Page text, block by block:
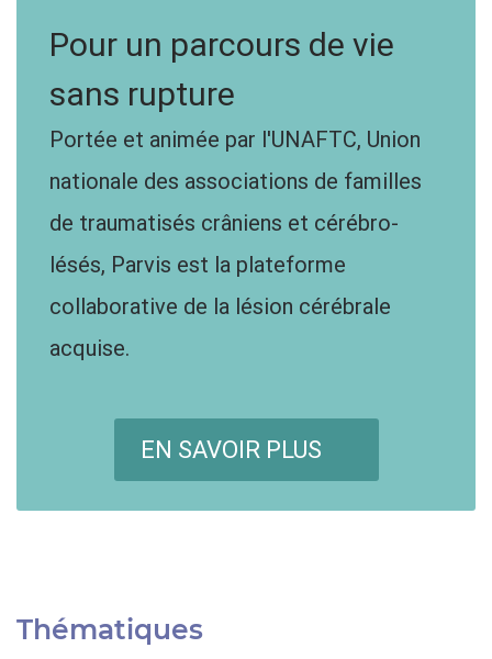
Pour un parcours de vie
sans rupture
Portée et animée par l'UNAFTC, Union
nationale des associations de familles
de traumatisés crâniens et cérébro-
lésés, Parvis est la plateforme
collaborative de la lésion cérébrale
acquise.
EN SAVOIR PLUS
Thématiques